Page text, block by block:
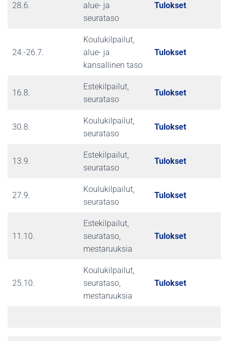
28.6.
alue- ja
seurataso
Tulokset
24.-26.7.
Koulukilpailut,
alue- ja
kansallinen taso
Tulokset
16.8.
Estekilpailut,
seurataso
Tulokset
30.8.
Koulukilpailut,
seurataso
Tulokset
13.9.
Estekilpailut,
seurataso
Tulokset
27.9.
Koulukilpailut,
seurataso
Tulokset
11.10.
Estekilpailut,
seurataso,
mestaruuksia
Tulokset
25.10.
Koulukilpailut,
seurataso,
mestaruuksia
Tulokset